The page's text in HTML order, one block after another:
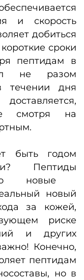
и скорость
добиться
сроки
пептидам в
не разом
течении дня
смотря на
быть годом
Пептиды
новые
новый
за кожей,
риске
и других
Конечно,
пептидам
но в